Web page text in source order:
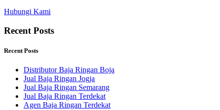
Hubungi Kami
Recent Posts
Recent Posts
Distributor Baja Ringan Boja
Jual Baja Ringan Jogja
Jual Baja Ringan Semarang
Jual Baja Ringan Terdekat
Agen Baja Ringan Terdekat